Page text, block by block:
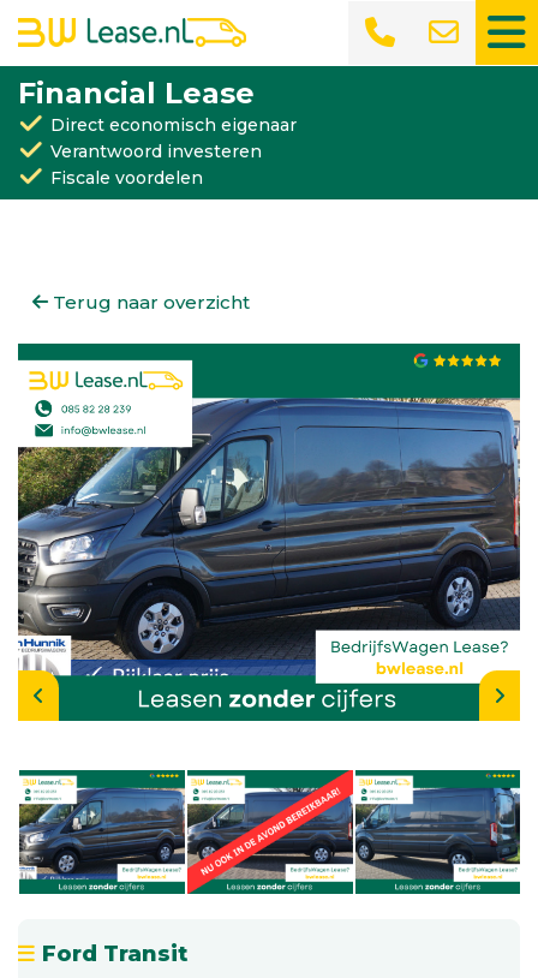
Financial Lease
Direct economisch eigenaar
Verantwoord investeren
Fiscale voordelen
Terug naar overzicht
Ford Transit